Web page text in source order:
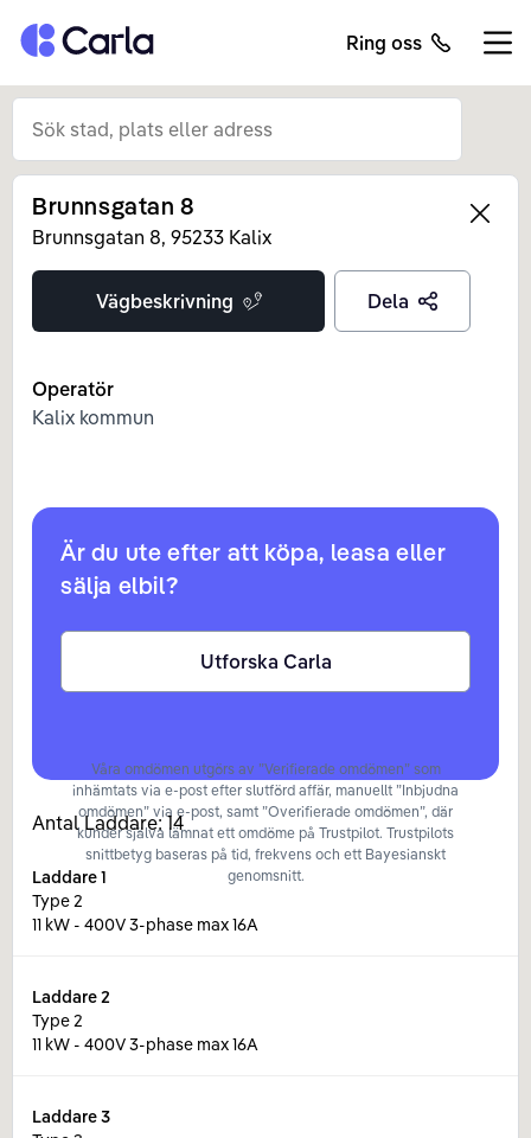
Tillbaka till startsidan Ring oss
Left
Brunnsgatan 8
Brunnsgatan 8, 95233 Kalix
Vägbeskrivning Dela
Operatör
Kalix kommun
Är du ute efter att köpa, leasa eller
sälja elbil?
Utforska Carla
Våra omdömen utgörs av ”Verifierade omdömen” som
inhämtats via e-post efter slutförd affär, manuellt ”Inbjudna
omdömen” via e-post, samt ”Overifierade omdömen”, där
kunder själva lämnat ett omdöme på Trustpilot. Trustpilots
snittbetyg baseras på tid, frekvens och ett Bayesianskt
genomsnitt.
Antal Laddare:14
Laddare1
Type 2
11 kW - 400V 3-phase max 16A
Laddare2
Type 2
11 kW - 400V 3-phase max 16A
Laddare3